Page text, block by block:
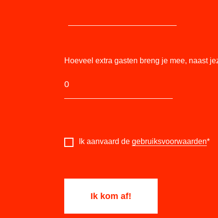
Hoeveel extra gasten breng je mee, naast
Ik aanvaard de gebruiksvoorwaarden*